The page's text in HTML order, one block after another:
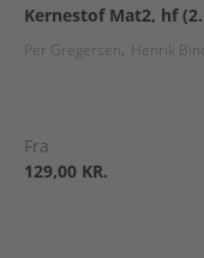
Kernestof Mat2, hf
Per Gregersen Henrik
Fra
129,00 KR.